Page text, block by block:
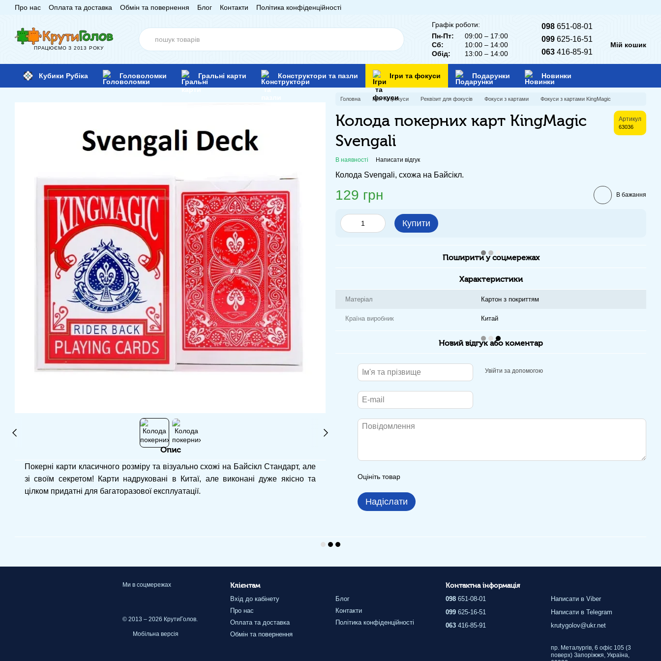
Перейти до основного контенту
Про нас Оплата та доставка Обмін та повернення Блог Контакти Політика конфіденційності
ПРАЦЮЄМО З 2013 РОКУ
Графік роботи:
Пн-Пт:
09:00 – 17:00
Сб:
10:00 – 14:00
Обід:
13:00 – 14:00
098 651-08-01
099 625-16-51
063 416-85-91
Мій кошик
Кубики Рубіка Головоломки Гральні карти Конструктори та пазли Ігри та фокуси Подарунки Новинки
Опис
Покерні карти класичного розміру та візуально схожі на Байсікл Стандарт, але
зі своїм секретом! Карти надруковані в Китаї, але виконані дуже якісно та
цілком придатні для багаторазової експлуатації.
Головна Ігри та фокуси Реквізит для фокусів Фокуси з картами Фокуси з картами KingMagic
Колода покерних карт KingMagic
Svengali
Артикул
63036
В наявності Написати відгук
Колода Svengali, схожа на Байсікл.
129 грн В бажання
Купити
Поширити у соцмережах
Характеристики
Матеріал Картон з покриттям
Країна виробник Китай
Новий відгук або коментар
Увійти за допомогою
Оцініть товар
Надіслати
Ми в соцмережах
© 2013 – 2026 КрутиГолов.
Мобільна версія
Клієнтам
Вхід до кабінету
Про нас
Оплата та доставка
Обмін та повернення
Блог
Контакти
Політика конфіденційності
Контактна інформація
098 651-08-01
099 625-16-51
063 416-85-91
Написати в Viber
Написати в Telegram
krutygolov@ukr.net
пр. Металургів, 6 офіс 105 (3
поверх) Запоріжжя, Україна,